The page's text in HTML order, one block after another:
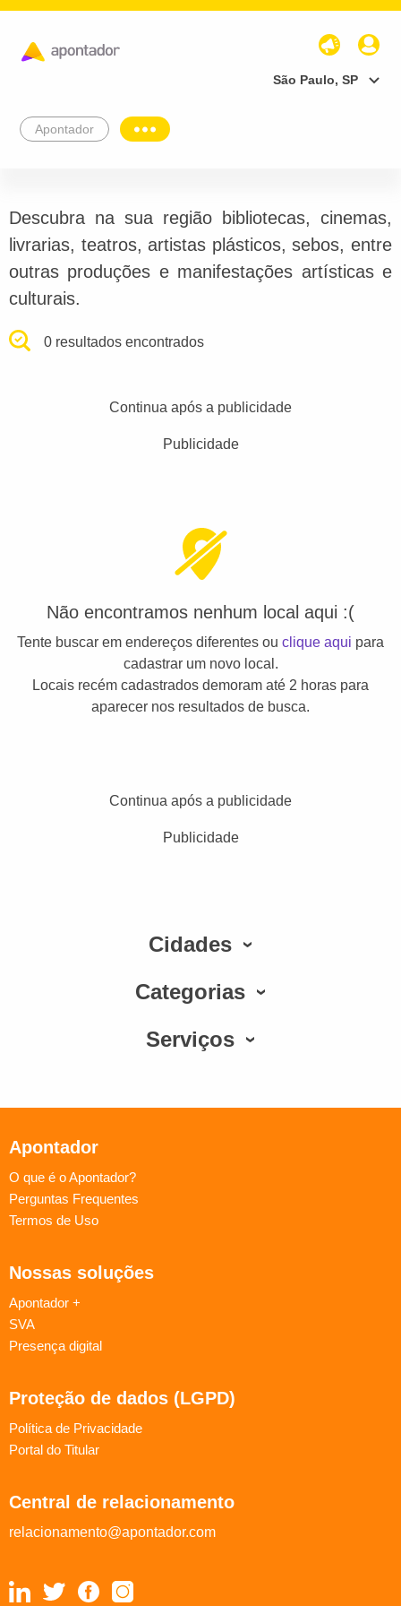
São Paulo, SP
Apontador
Descubra na sua região bibliotecas, cinemas,
livrarias, teatros, artistas plásticos, sebos, entre
outras produções e manifestações artísticas e
culturais.
0 resultados encontrados
Continua após a publicidade
Publicidade
Não encontramos nenhum local aqui :(
Tente buscar em endereços diferentes ou clique aqui para
cadastrar um novo local.
Locais recém cadastrados demoram até 2 horas para
aparecer nos resultados de busca.
Continua após a publicidade
Publicidade
Cidades
Categorias
Serviços
Apontador
O que é o Apontador?
Perguntas Frequentes
Termos de Uso
Nossas soluções
Apontador +
SVA
Presença digital
Proteção de dados (LGPD)
Política de Privacidade
Portal do Titular
Central de relacionamento
relacionamento@apontador.com